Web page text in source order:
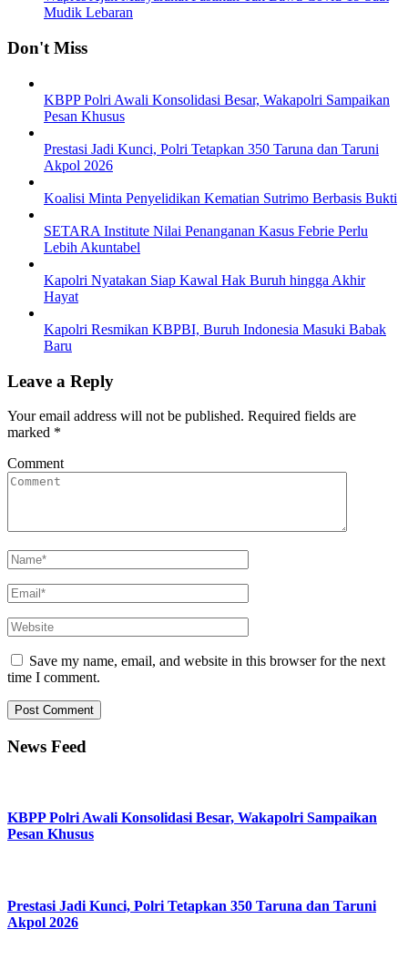
Mudik Lebaran
Don't Miss
KBPP Polri Awali Konsolidasi Besar, Wakapolri Sampaikan
Pesan Khusus
Prestasi Jadi Kunci, Polri Tetapkan 350 Taruna dan Taruni
Akpol 2026
Koalisi Minta Penyelidikan Kematian Sutrimo Berbasis Bukti
SETARA Institute Nilai Penanganan Kasus Febrie Perlu
Lebih Akuntabel
Kapolri Nyatakan Siap Kawal Hak Buruh hingga Akhir
Hayat
Kapolri Resmikan KBPBI, Buruh Indonesia Masuki Babak
Baru
Leave a Reply
Your email address will not be published. Required fields are
marked *
Comment
Save my name, email, and website in this browser for the next
time I comment.
News Feed
KBPP Polri Awali Konsolidasi Besar, Wakapolri Sampaikan
Pesan Khusus
Prestasi Jadi Kunci, Polri Tetapkan 350 Taruna dan Taruni
Akpol 2026